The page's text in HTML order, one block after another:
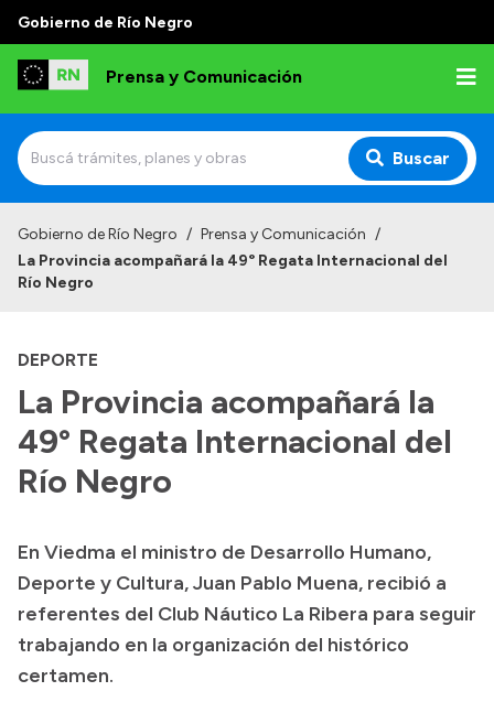
Gobierno de Río Negro
Prensa y Comunicación
Buscar
Institucional
Referentes de prensa
Archivo de noticias
Transparencia
Boletín Oficial
Compras y licitaciones
Consulta de expedientes
Consulta de pago a proveedores
Gobierno de Río Negro / Prensa y Comunicación /
La Provincia acompañará la 49° Regata Internacional del
Río Negro
DEPORTE
La Provincia acompañará la
49° Regata Internacional del
Río Negro
En Viedma el ministro de Desarrollo Humano,
Deporte y Cultura, Juan Pablo Muena, recibió a
referentes del Club Náutico La Ribera para seguir
trabajando en la organización del histórico
certamen.